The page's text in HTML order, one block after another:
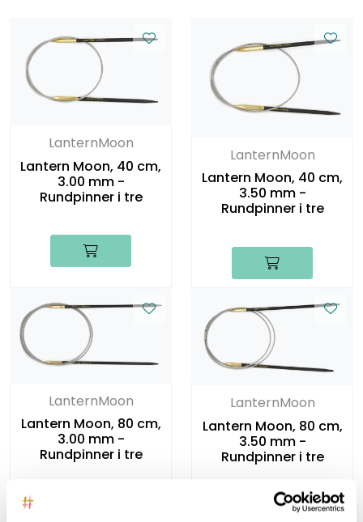
LanternMoon
Lantern Moon, 40 cm,
3.00 mm -
Rundpinner i tre
LanternMoon
Lantern Moon, 40 cm,
3.50 mm -
Rundpinner i tre
LanternMoon
Lantern Moon, 80 cm,
3.00 mm -
Rundpinner i tre
LanternMoon
Lantern Moon, 80 cm,
3.50 mm -
Rundpinner i tre